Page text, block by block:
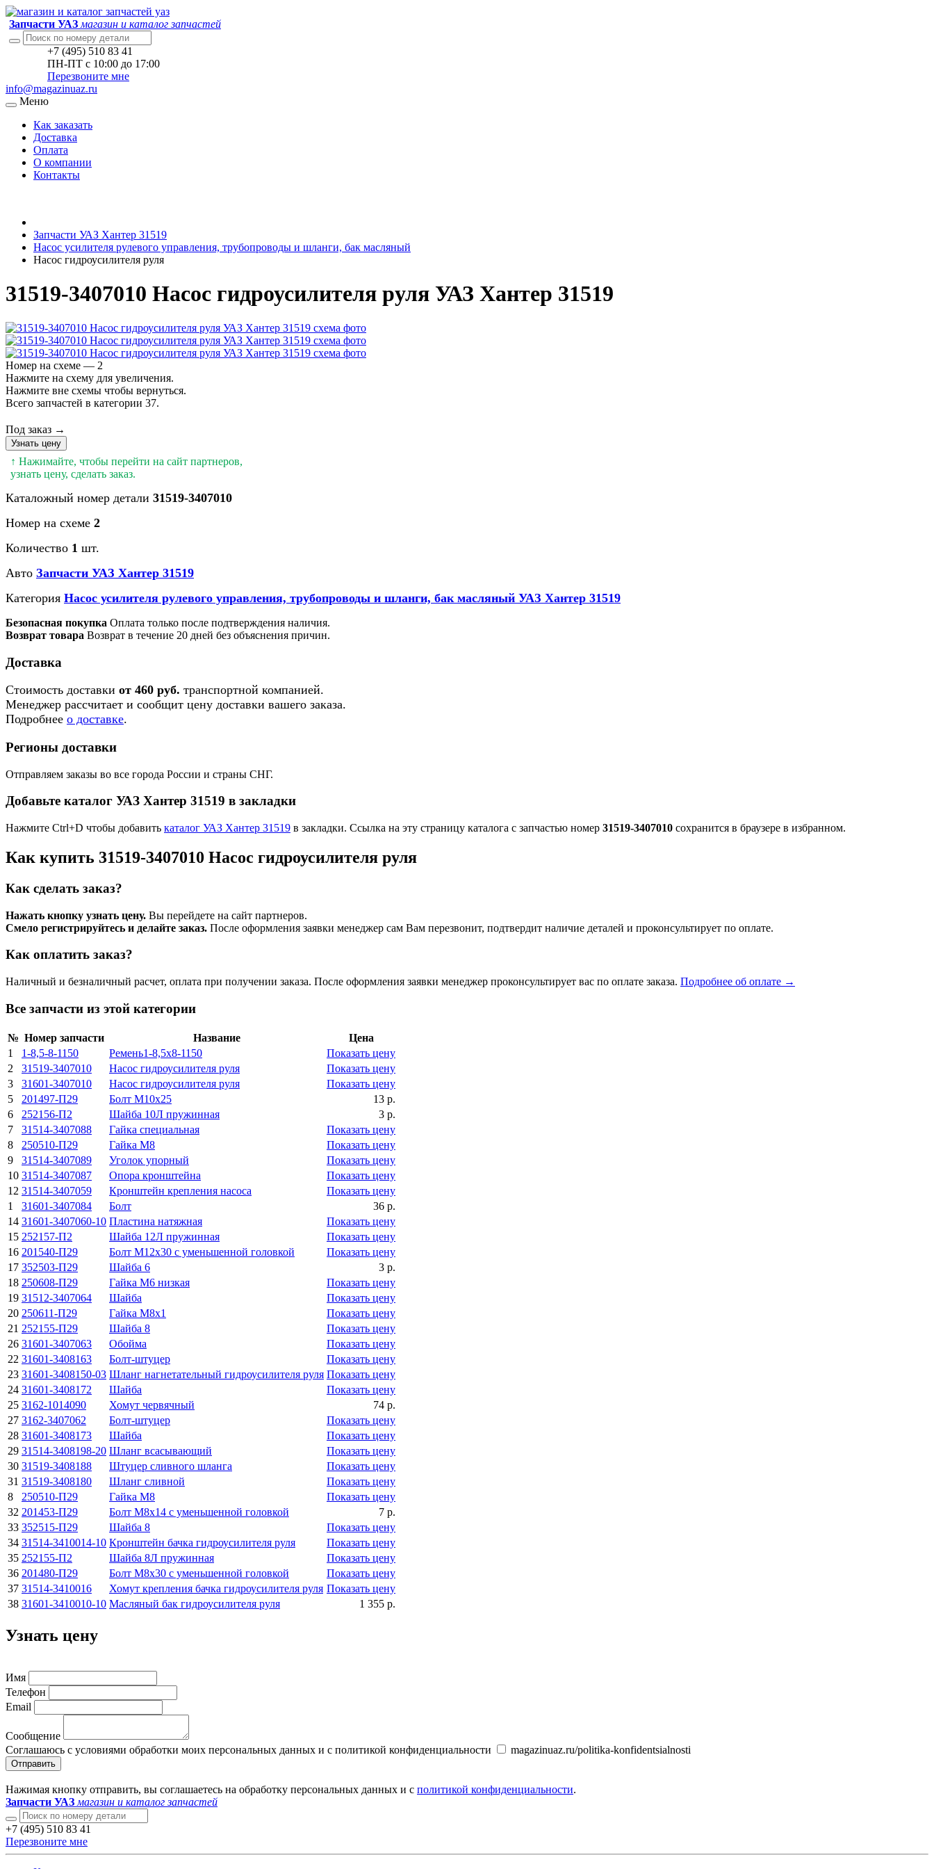
Запчасти УАЗ магазин и каталог запчастей
+7 (495) 510 83 41
ПН-ПТ с 10:00 до 17:00
Перезвоните мне
info@magazinuaz.ru
Меню
Как заказать
Доставка
Оплата
О компании
Контакты
Запчасти УАЗ Хантер 31519
Насос усилителя рулевого управления, трубопроводы и шланги, бак масляный
Насос гидроусилителя руля
31519-3407010 Насос гидроусилителя руля УАЗ Хантер 31519
Номер на схеме — 2
Нажмите на схему для увеличения.
Нажмите вне схемы чтобы вернуться.
Всего запчастей в категории 37.
Под заказ →
Узнать цену
↑ Нажимайте, чтобы перейти на сайт партнеров,
узнать цену, сделать заказ.
Каталожный номер детали 31519-3407010
Номер на схеме 2
Количество 1 шт.
Авто Запчасти УАЗ Хантер 31519
Категория Насос усилителя рулевого управления, трубопроводы и шланги, бак масляный УАЗ Хантер 31519
Безопасная покупка Оплата только после подтверждения наличия.
Возврат товара Возврат в течение 20 дней без объяснения причин.
Доставка
Стоимость доставки от 460 руб. транспортной компанией.
Менеджер рассчитает и сообщит цену доставки вашего заказа.
Подробнее о доставке.
Регионы доставки
Отправляем заказы во все города России и страны СНГ.
Добавьте каталог УАЗ Хантер 31519 в закладки
Нажмите Ctrl+D чтобы добавить каталог УАЗ Хантер 31519 в закладки. Ссылка на эту страницу каталога с запчастью номер 31519-3407010 сохранится в браузере в избранном.
Как купить 31519-3407010 Насос гидроусилителя руля
Как сделать заказ?
Нажать кнопку узнать цену. Вы перейдете на сайт партнеров.
Смело регистрируйтесь и делайте заказ. После оформления заявки менеджер сам Вам перезвонит, подтвердит наличие деталей и проконсультирует по оплате.
Как оплатить заказ?
Наличный и безналичный расчет, оплата при получении заказа. После оформления заявки менеджер проконсультирует вас по оплате заказа. Подробнее об оплате →
Все запчасти из этой категории
№ Номер запчасти Название
Цена
1
1-8,5-8-1150 Ремень1-8,5х8-1150
Показать цену
2
31519-3407010 Насос гидроусилителя руля
Показать цену
3
31601-3407010 Насос гидроусилителя руля
Показать цену
5
201497-П29 Болт М10х25
13 р.
6
252156-П2 Шайба 10Л пружинная
3 р.
7
31514-3407088 Гайка специальная
Показать цену
8
250510-П29 Гайка М8
Показать цену
9
31514-3407089 Уголок упорный
Показать цену
10 31514-3407087 Опора кронштейна
Показать цену
12 31514-3407059 Кронштейн крепления насоса
Показать цену
1
31601-3407084 Болт
36 р.
14 31601-3407060-10 Пластина натяжная
Показать цену
15 252157-П2 Шайба 12Л пружинная
Показать цену
16 201540-П29 Болт М12х30 с уменьшенной головкой
Показать цену
17 352503-П29 Шайба 6
3 р.
18 250608-П29 Гайка М6 низкая
Показать цену
19 31512-3407064 Шайба
Показать цену
20 250611-П29 Гайка М8х1
Показать цену
21 252155-П29 Шайба 8
Показать цену
26 31601-3407063 Обойма
Показать цену
22 31601-3408163 Болт-штуцер
Показать цену
23 31601-3408150-03 Шланг нагнетательный гидроусилителя руля Показать цену
24 31601-3408172 Шайба
Показать цену
25 3162-1014090 Хомут червячный
74 р.
27 3162-3407062 Болт-штуцер
Показать цену
28 31601-3408173 Шайба
Показать цену
29 31514-3408198-20 Шланг всасывающий
Показать цену
30 31519-3408188 Штуцер сливного шланга
Показать цену
31 31519-3408180 Шланг сливной
Показать цену
8
250510-П29 Гайка М8
Показать цену
32 201453-П29 Болт М8х14 с уменьшенной головкой
7 р.
33 352515-П29 Шайба 8
Показать цену
34 31514-3410014-10 Кронштейн бачка гидроусилителя руля
Показать цену
35 252155-П2 Шайба 8Л пружинная
Показать цену
36 201480-П29 Болт М8х30 с уменьшенной головкой
Показать цену
37 31514-3410016 Хомут крепления бачка гидроусилителя руля Показать цену
38 31601-3410010-10 Масляный бак гидроусилителя руля 1 355 р.
Узнать цену
Имя
Телефон
Email
Сообщение
Соглашаюсь с условиями обработки моих персональных данных и с политикой конфиденциальности
magazinuaz.ru/politika-konfidentsialnosti
Отправить
Нажимая кнопку отправить, вы соглашаетесь на обработку персональных данных и с политикой конфиденциальности.
Запчасти УАЗ магазин и каталог запчастей
+7 (495) 510 83 41
Перезвоните мне